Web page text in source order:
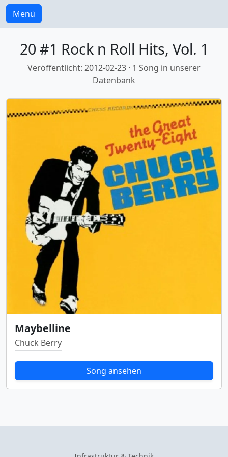
Menü
20 #1 Rock n Roll Hits, Vol. 1
Veröffentlicht: 2012-02-23 · 1 Song in unserer
Datenbank
Maybelline
Chuck Berry
Song ansehen